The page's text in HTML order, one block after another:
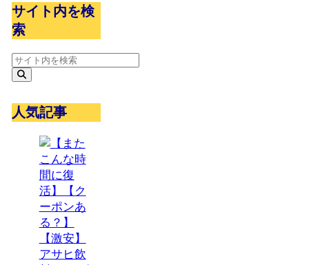
サイト内を検
索
人気記事